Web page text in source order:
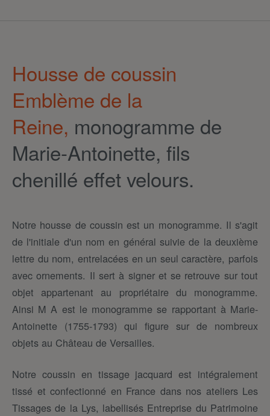
Housse de coussin
Emblème de la
Reine, monogramme de
Marie-Antoinette, fils
chenillé effet velours.
Notre housse de coussin est un monogramme. Il s'agit
de l'initiale d'un nom en général suivie de la deuxième
lettre du nom, entrelacées en un seul caractère, parfois
avec ornements. Il sert à signer et se retrouve sur tout
objet appartenant au propriétaire du monogramme.
Ainsi M A est le monogramme se rapportant à Marie-
Antoinette (1755-1793) qui figure sur de nombreux
objets au Château de Versailles.
Notre coussin en tissage jacquard est intégralement
tissé et confectionné en France dans nos ateliers Les
Tissages de la Lys, labellisés Entreprise du Patrimoine